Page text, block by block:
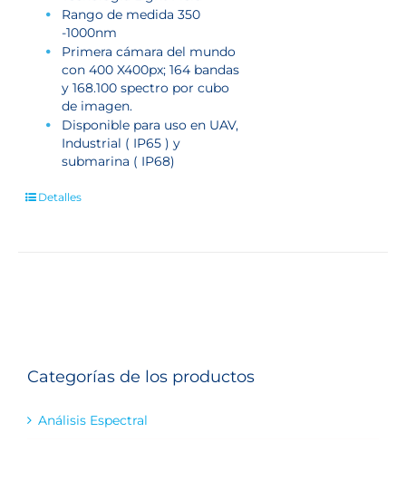
Rango de medida 350
-1000nm
Primera cámara del mundo
con 400 X400px; 164 bandas
y 168.100 spectro por cubo
de imagen.
Disponible para uso en UAV,
Industrial ( IP65 ) y
submarina ( IP68)
Detalles
Categorías de los productos
Análisis Espectral